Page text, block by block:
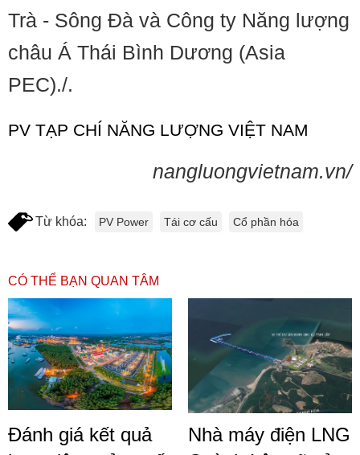
Trà - Sông Đà và Công ty Năng lượng
châu Á Thái Bình Dương (Asia
PEC)./.
PV TẠP CHÍ NĂNG LƯỢNG VIỆT NAM
nangluongvietnam.vn/
Từ khóa: PV Power Tái cơ cấu Cổ phần hóa
CÓ THỂ BẠN QUAN TÂM
Đánh giá kết quả
Nhà máy điện LNG